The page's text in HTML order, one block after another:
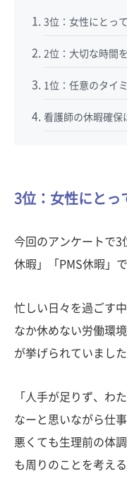
3位：女性にとっ
2位：大切な時間
1位：任意のタイ
看護師の休暇確保
3位：女性にとっ
今回のアンケートで3
休暇」「PMS休暇」で
忙しい日々を過ごす
なか休めない労働環
が挙げられていました
「人手が足りず、わ
なーと思いながら仕
悪くても生理前の体
も周りのことを考え